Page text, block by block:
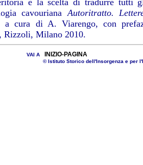
è la scelta di tradurre tutti
cavourianaAutoritratto.
a cura di A. Viarengo, con
Rizzoli, Milano 2010.
VAI A INIZIO-PAGINA
© Istituto Storico dell'Insorgenza e per